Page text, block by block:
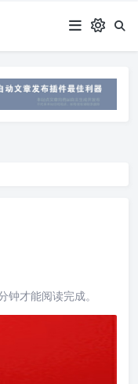
才能阅读完成。